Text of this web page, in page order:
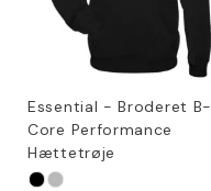
Essential - Broderet B-
Core Performance
Hættetrøje